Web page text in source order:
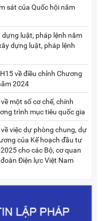
sát của Quốc hội năm
luật, pháp lệnh năm
dựng luật, pháp lệnh
về điều chỉnh Chương
2024
một số cơ chế, chính
trình mục tiêu quốc gia
việc dự phòng chung, dự
của Kế hoạch đầu tư
cho các Bộ, cơ quan
Điện lực Việt Nam